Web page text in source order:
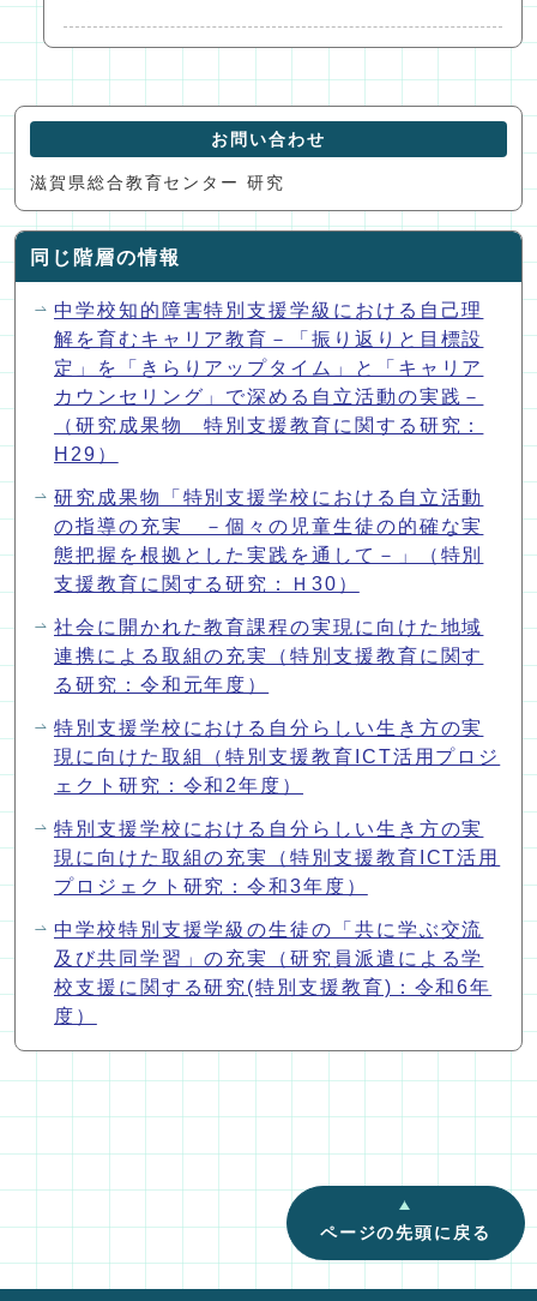
お問い合わせ
滋賀県総合教育センター 研究
同じ階層の情報
中学校知的障害特別支援学級における自己理
解を育むキャリア教育－「振り返りと目標設
定」を「きらりアップタイム」と「キャリア
カウンセリング」で深める自立活動の実践－
（研究成果物 特別支援教育に関する研究：
H29）
研究成果物「特別支援学校における自立活動
の指導の充実 －個々の児童生徒の的確な実
態把握を根拠とした実践を通して－」（特別
支援教育に関する研究：Ｈ30）
社会に開かれた教育課程の実現に向けた地域
連携による取組の充実（特別支援教育に関す
る研究：令和元年度）
特別支援学校における自分らしい生き方の実
現に向けた取組（特別支援教育ICT活用プロジ
ェクト研究：令和2年度）
特別支援学校における自分らしい生き方の実
現に向けた取組の充実（特別支援教育ICT活用
プロジェクト研究：令和3年度）
中学校特別支援学級の生徒の「共に学ぶ交流
及び共同学習」の充実（研究員派遣による学
校支援に関する研究(特別支援教育)：令和6年
度）
ページの先頭に戻る